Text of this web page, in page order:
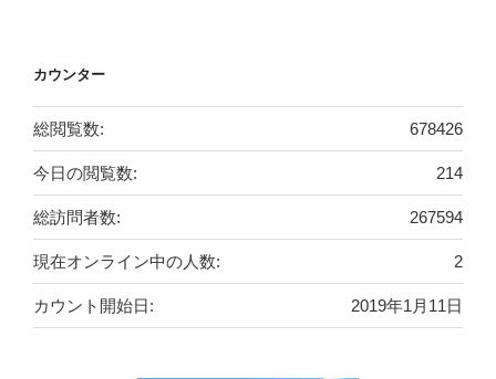
カウンター
678426
総閲覧数:
214
今日の閲覧数:
267594
総訪問者数:
2
現在オンライン中の人数:
2019年1月11日
カウント開始日: